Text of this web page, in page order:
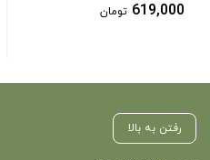
619,000 تومان
رفتن به بالا